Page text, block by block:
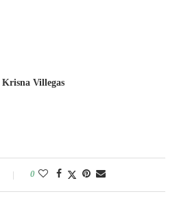
Krisna Villegas
0